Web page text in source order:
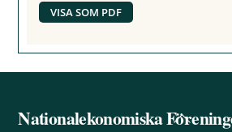
VISA SOM PDF
Back
Nationalekonomiska